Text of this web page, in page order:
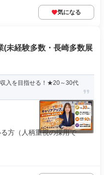
気になる
(未経験多数・長崎多数展
入を目指せる！★20～30代
方（人柄重視の採用で